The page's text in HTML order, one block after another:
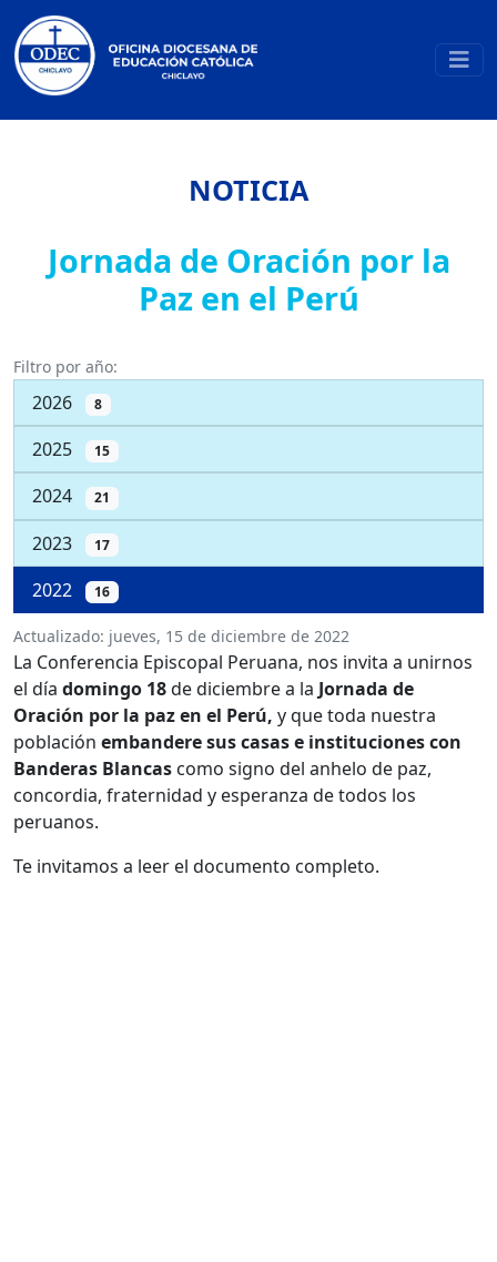
NOTICIA
Jornada de Oración por la
Paz en el Perú
Filtro por año:
2026 8
2025 15
2024 21
2023 17
2022 16
Actualizado: jueves, 15 de diciembre de 2022
La Conferencia Episcopal Peruana, nos invita a unirnos
el día domingo 18de diciembre a la Jornada de
Oración por la paz en el Perú, y que toda nuestra
población embandere sus casas e instituciones con
Banderas Blancas como signo del anhelo de paz,
concordia, fraternidad y esperanza de todos los
peruanos.
Te invitamos a leer el documento completo.